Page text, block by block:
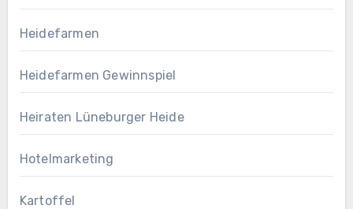
Heidefarmen
Heidefarmen Gewinnspiel
Heiraten Lüneburger Heide
Hotelmarketing
Kartoffel